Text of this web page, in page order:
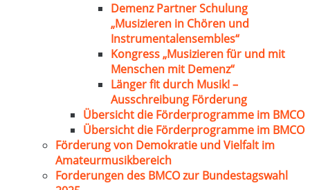
Demenz Partner Schulung
„Musizieren in Chören und
Instrumentalensembles“
Kongress „Musizieren für und mit
Menschen mit Demenz“
Länger fit durch Musik! –
Ausschreibung Förderung
Übersicht die Förderprogramme im BMCO
Übersicht die Förderprogramme im BMCO
Förderung von Demokratie und Vielfalt im
Amateurmusikbereich
Forderungen des BMCO zur Bundestagswahl